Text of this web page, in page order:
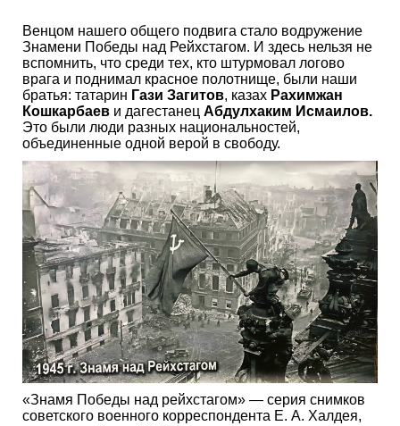
Венцом нашего общего подвига стало водружение
Знамени Победы над Рейхстагом. И здесь нельзя не
вспомнить, что среди тех, кто штурмовал логово
врага и поднимал красное полотнище, были наши
братья: татарин Гази Загитов, казах Рахимжан
Кошкарбаев и дагестанец Абдулхаким Исмаилов.
Это были люди разных национальностей,
объединенные одной верой в свободу.
«Знамя Победы над рейхстагом» — серия снимков
советского военного корреспондента Е. А. Халдея,